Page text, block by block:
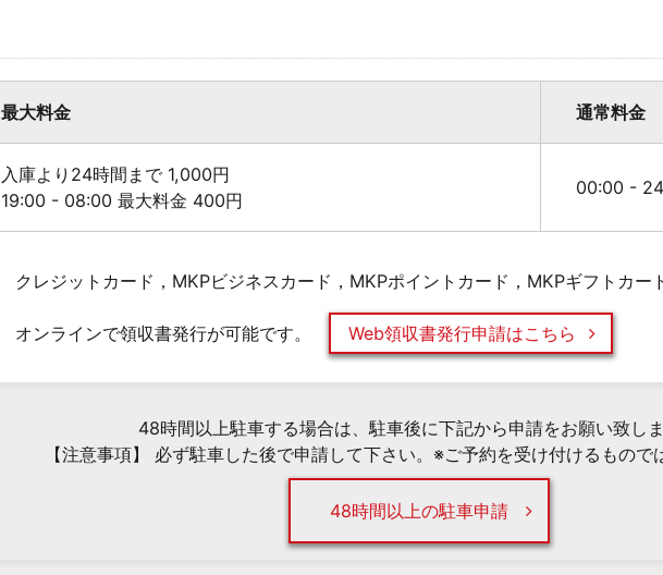
最大料金 通常料金
入庫より24時間まで 1,000円
19:00 - 08:00 最大料金 400円
00:00 -
クレジットカード，MKPビジネスカード，MKPポイントカード，MKPギフトカー
オンラインで領収書発行が可能です。 Web領収書発行申請はこちら
48時間以上駐車する場合は、駐車後に下記から申請をお願い致し
【注意事項】 必ず駐車した後で申請して下さい。※ご予約を受け付けるもので
48時間以上の駐車申請